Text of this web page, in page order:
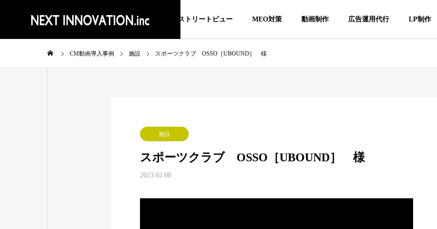
ストリートビュー MEO対策 動画制作 広告運用代行 LP制作
CM動画導入事例 施設 スポーツクラブ OSSO［UBOUND］ 様
施設
スポーツクラブ OSSO［UBOUND］ 様
2023.02.08